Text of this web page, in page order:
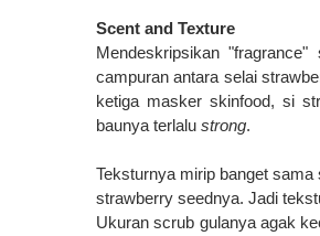
Scent and Texture
Mendeskripsikan
campuran antara selai
ketiga masker skinfood, si
baunya terlalu strong.
Teksturnya mirip banget
strawberry seednya. Jadi
Ukuran scrub gulanya agak